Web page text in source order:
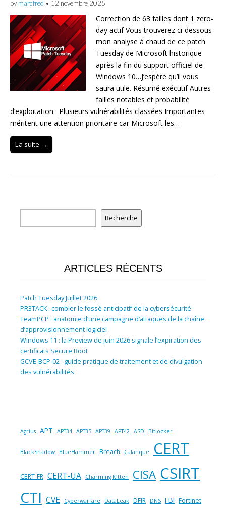
by marcfred • 12 novembre 2025
Correction de 63 failles dont 1 zero-
day actif Vous trouverez ci-dessous
mon analyse à chaud de ce patch
Tuesday de Microsoft historique
après la fin du support officiel de
Windows 10…J’espère qu’il vous
saura utile. Résumé exécutif Autres
failles notables et probabilité
d’exploitation : Plusieurs vulnérabilités classées Importantes
méritent une attention prioritaire car Microsoft les…
La suite →
Recherche
ARTICLES RÉCENTS
Patch Tuesday Juillet 2026
PR3TACK : combler le fossé anticipatif de la cybersécurité
TeamPCP : anatomie d’une campagne d’attaques de la chaîne
d’approvisionnement logiciel
Windows 11 : la Preview de juin 2026 signale l’expiration des
certificats Secure Boot
GCVE-BCP-02 : guide pratique de traitement et de divulgation
des vulnérabilités
Agrius APT APT34 APT35 APT39 APT42 ASD Bitlocker
BlackShadow BlueHammer Breach Calanque CERT
CERT-FR CERT-UA Charming Kitten CISA CSIRT
CTI CVE Cyberwarfare DataLeak DFIR DNS FBI Fortinet